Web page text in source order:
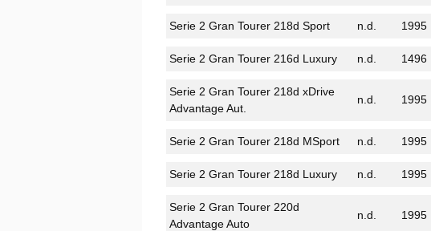
Serie 2 Gran Tourer 218d Sport n.d. 1995
Serie 2 Gran Tourer 216d Luxury n.d. 1496
Serie 2 Gran Tourer 218d xDrive
Advantage Aut.
n.d. 1995
Serie 2 Gran Tourer 218d MSport n.d. 1995
Serie 2 Gran Tourer 218d Luxury n.d. 1995
Serie 2 Gran Tourer 220d
Advantage Auto
n.d. 1995